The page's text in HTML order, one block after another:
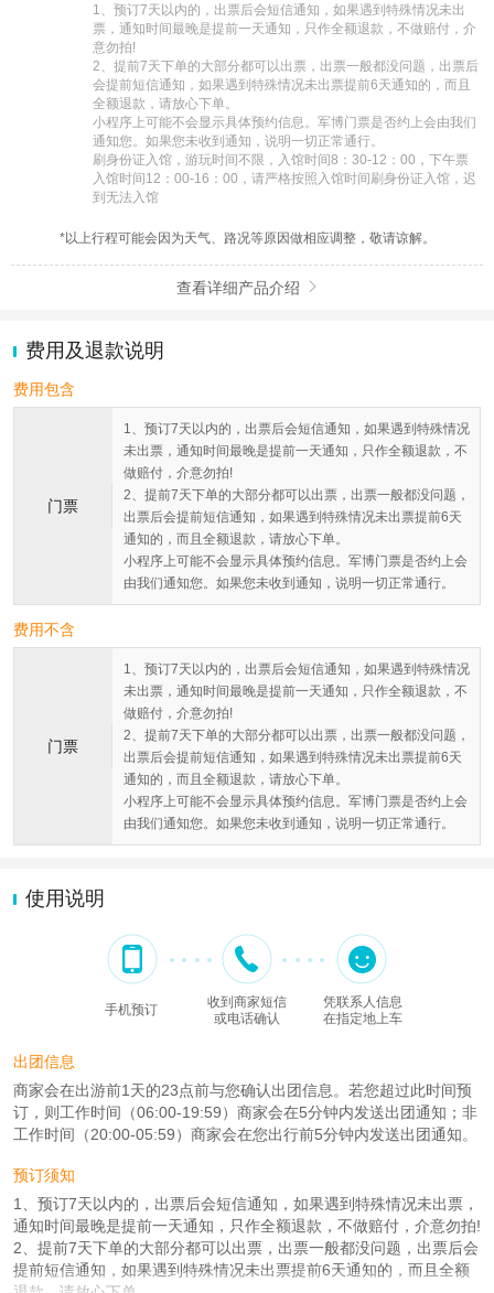
1、预订7天以内的，出票后会短信通知，如果遇到特殊情况未出
票，通知时间最晚是提前一天通知，只作全额退款，不做赔付，介
意勿拍!
2、提前7天下单的大部分都可以出票，出票一般都没问题，出票后
会提前短信通知，如果遇到特殊情况未出票提前6天通知的，而且
全额退款，请放心下单。
小程序上可能不会显示具体预约信息。军博门票是否约上会由我们
通知您。如果您未收到通知，说明一切正常通行。
刷身份证入馆，游玩时间不限，入馆时间8：30-12：00，下午票
入馆时间12：00-16：00，请严格按照入馆时间刷身份证入馆，迟
到无法入馆
*以上行程可能会因为天气、路况等原因做相应调整，敬请谅解。
查看详细产品介绍 
费用及退款说明
费用包含
门票
1、预订7天以内的，出票后会短信通知，如果遇到特殊情况
未出票，通知时间最晚是提前一天通知，只作全额退款，不
做赔付，介意勿拍!
2、提前7天下单的大部分都可以出票，出票一般都没问题，
出票后会提前短信通知，如果遇到特殊情况未出票提前6天
通知的，而且全额退款，请放心下单。
小程序上可能不会显示具体预约信息。军博门票是否约上会
由我们通知您。如果您未收到通知，说明一切正常通行。
费用不含
门票
1、预订7天以内的，出票后会短信通知，如果遇到特殊情况
未出票，通知时间最晚是提前一天通知，只作全额退款，不
做赔付，介意勿拍!
2、提前7天下单的大部分都可以出票，出票一般都没问题，
出票后会提前短信通知，如果遇到特殊情况未出票提前6天
通知的，而且全额退款，请放心下单。
小程序上可能不会显示具体预约信息。军博门票是否约上会
由我们通知您。如果您未收到通知，说明一切正常通行。
使用说明
手机预订
收到商家短信
或电话确认
凭联系人信息
在指定地上车
出团信息
商家会在出游前1天的23点前与您确认出团信息。若您超过此时间预
订，则工作时间（06:00-19:59）商家会在5分钟内发送出团通知；非
工作时间（20:00-05:59）商家会在您出行前5分钟内发送出团通知。
预订须知
1、预订7天以内的，出票后会短信通知，如果遇到特殊情况未出票，
通知时间最晚是提前一天通知，只作全额退款，不做赔付，介意勿拍!
2、提前7天下单的大部分都可以出票，出票一般都没问题，出票后会
提前短信通知，如果遇到特殊情况未出票提前6天通知的，而且全额